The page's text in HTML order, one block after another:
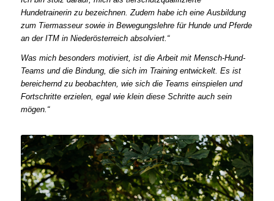
Hundetrainerin zu bezeichnen. Zudem habe ich eine Ausbildung
zum Tiermasseur sowie in Bewegungslehre für Hunde und Pferde
an der ITM in Niederösterreich absolviert.“
Was mich besonders motiviert, ist die Arbeit mit Mensch-Hund-
Teams und die Bindung, die sich im Training entwickelt. Es ist
bereichernd zu beobachten, wie sich die Teams einspielen und
Fortschritte erzielen, egal wie klein diese Schritte auch sein
mögen.“